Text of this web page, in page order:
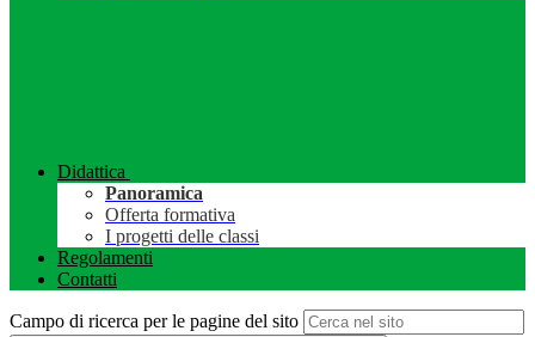
Didattica
Panoramica
Offerta formativa
I progetti delle classi
Regolamenti
Contatti
Campo di ricerca per le pagine del sito